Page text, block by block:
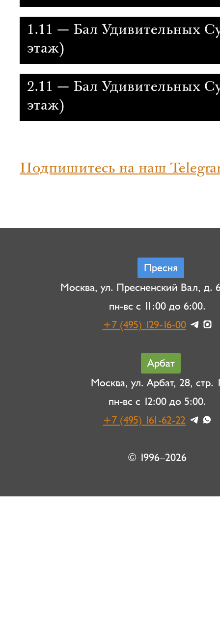
1.11 — Бал Удивительных
этаж)
2.11 — Бал Удивительных
этаж)
Подпишитесь на наш
Пресня
Москва, ул. Пресненский Вал, д.
пн-вс с 11:00 до 6:00.
+7 (495) 129-16-00
Арбат
Москва, ул. Арбат, 28, стр.
пн-вс с 12:00 до 5:00.
+7 (495) 161-62-22
© 1996–2026